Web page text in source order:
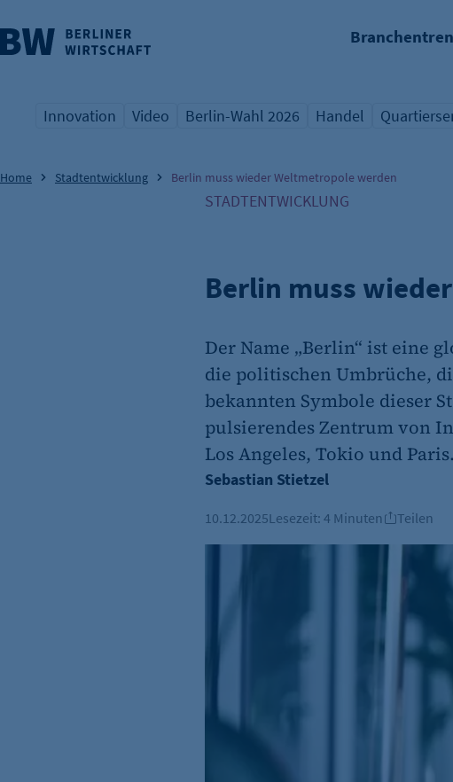
überspringen
Übersicht Schlagwort
Innovation
Übersicht Schlagwort
Video
Übersicht Schlagwort
Berlin-Wahl 2026
Übersicht
Handel
Übersicht
Home Stadtentwicklung Berlin muss wieder Weltmetropole werden
STADTENTWICKLUNG
Berlin muss
Der Name „Berlin“ ist eine
die politischen Umbrüche,
bekannten Symbole dieser
pulsierendes Zentrum von
Los Angeles, Tokio und Paris.
Sebastian Stietzel
10.12.2025Lesezeit: 4 Minuten Teilen